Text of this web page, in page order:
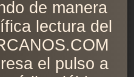
de manera
lectura del
el pulso a